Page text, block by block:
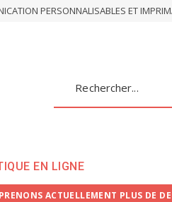
PERSONNALISABLES ET
EN LIGNE
ACTUELLEMENT PLUS DE